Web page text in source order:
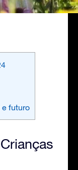
e futuro